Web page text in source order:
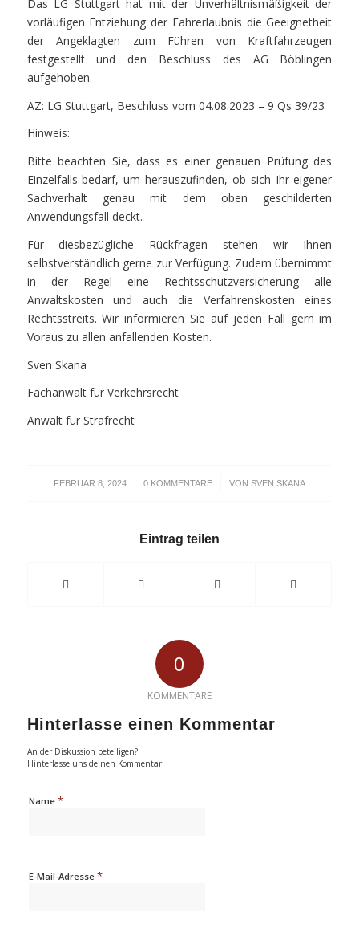
Das LG Stuttgart hat mit der Unverhältnismäßigkeit der
vorläufigen Entziehung der Fahrerlaubnis die Geeignetheit
der Angeklagten zum Führen von Kraftfahrzeugen
festgestellt und den Beschluss des AG Böblingen
aufgehoben.
AZ: LG Stuttgart, Beschluss vom 04.08.2023 – 9 Qs 39/23
Hinweis:
Bitte beachten Sie, dass es einer genauen Prüfung des
Einzelfalls bedarf, um herauszufinden, ob sich Ihr eigener
Sachverhalt genau mit dem oben geschilderten
Anwendungsfall deckt.
Für diesbezügliche Rückfragen stehen wir Ihnen
selbstverständlich gerne zur Verfügung. Zudem übernimmt
in der Regel eine Rechtsschutzversicherung alle
Anwaltskosten und auch die Verfahrenskosten eines
Rechtsstreits. Wir informieren Sie auf jeden Fall gern im
Voraus zu allen anfallenden Kosten.
Sven Skana
Fachanwalt für Verkehrsrecht
Anwalt für Strafrecht
FEBRUAR 8, 2024
/ 0 KOMMENTARE
/ VON SVEN SKANA
Eintrag teilen
0
KOMMENTARE
Hinterlasse einen Kommentar
An der Diskussion beteiligen?
Hinterlasse uns deinen Kommentar!
Name *
E-Mail-Adresse *